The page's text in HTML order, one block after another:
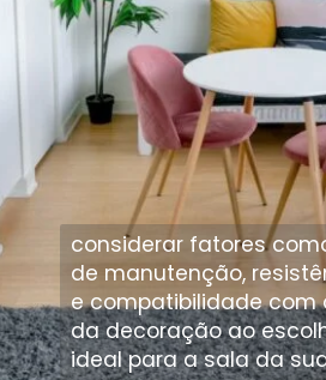
considerar fatores
de manutenção,
e compatibilidade com
da decoração ao
ideal para a sala da